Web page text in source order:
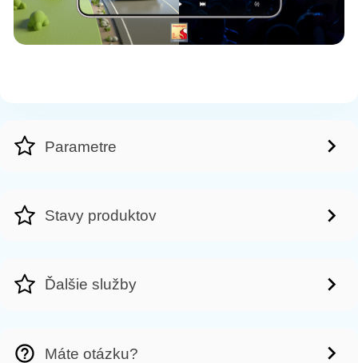
Parametre
Stavy produktov
Ďalšie služby
Máte otázku?